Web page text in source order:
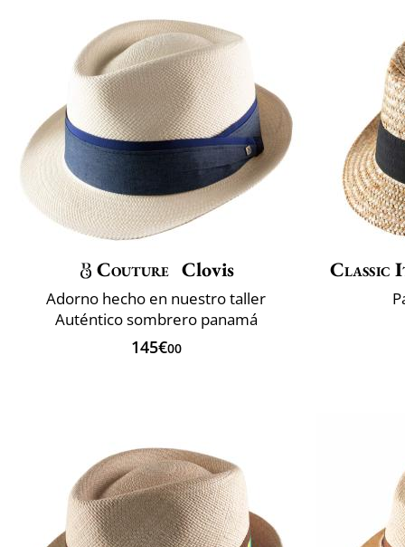
Couture Clovis
Adorno hecho en nuestro taller
Auténtico sombrero panamá
145€00
Classic